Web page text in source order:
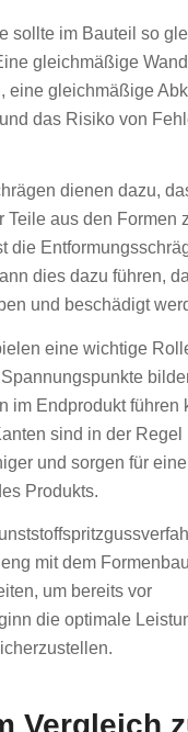
sollte im Bauteil so
gleichmäßige
eine gleichmäßige
das Risiko von
dienen dazu,
Teile aus den Formen
die
dies dazu führen,
und beschädigt
eine wichtige
im Endprodukt führen
sind in der Regel
und sorgen für
Produkts.
mit dem
um bereits vor
die optimale